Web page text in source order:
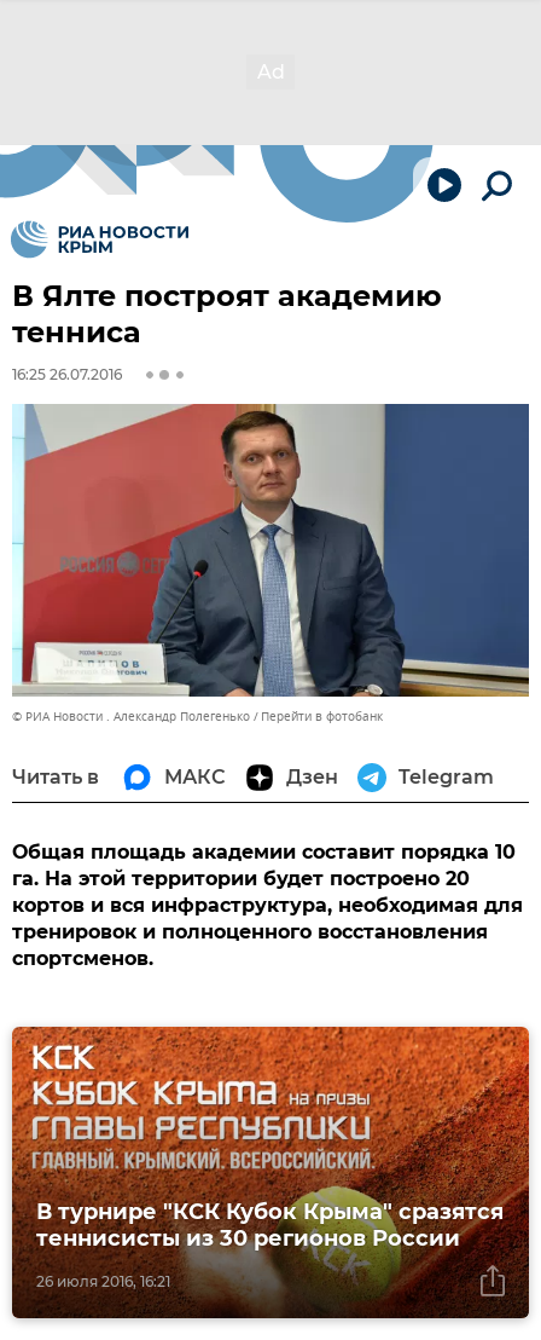
В Ялте построят академию
тенниса
16:25 26.07.2016
© РИА Новости . Александр Полегенько Перейти в фотобанк
Читать в МАКС Дзен Telegram
Общая площадь академии составит порядка 10
га. На этой территории будет построено 20
кортов и вся инфраструктура, необходимая для
тренировок и полноценного восстановления
спортсменов.
26 июля 2016, 16:21
В турнире "КСК Кубок Крыма" сразятся
теннисисты из 30 регионов России